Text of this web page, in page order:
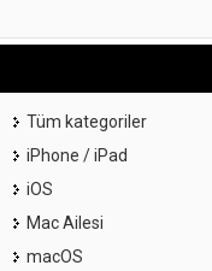
Tüm kategoriler
iPhone / iPad
iOS
Mac Ailesi
macOS